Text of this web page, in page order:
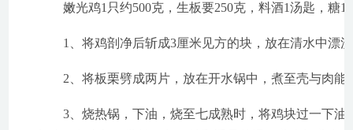
嫩光鸡1只约500克，生板要250克，料酒1汤匙，糖
1、将鸡剖净后斩成3厘米见方的块，放在清水中漂
2、将板栗劈成两片，放在开水锅中，煮至壳与肉
3、烧热锅，下油，烧至七成熟时，将鸡块过一下